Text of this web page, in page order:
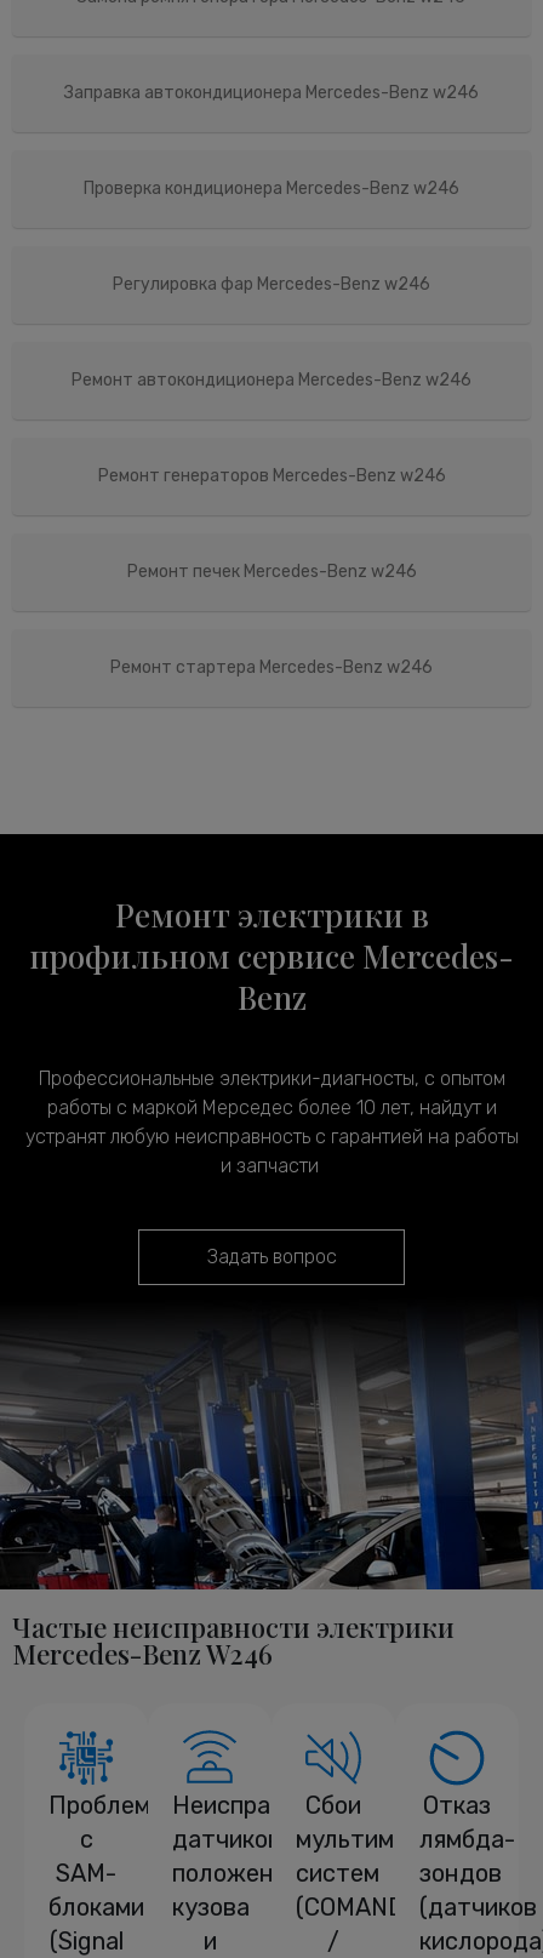
Заправка автокондиционера Mercedes-Benz w246
Проверка кондиционера Mercedes-Benz w246
Регулировка фар Mercedes-Benz w246
Ремонт автокондиционера Mercedes-Benz w246
Ремонт генераторов Mercedes-Benz w246
Ремонт печек Mercedes-Benz w246
Ремонт стартера Mercedes-Benz w246
Ремонт электрики в
профильном сервисе Mercedes-
Benz
Профессиональные электрики-диагносты, с опытом
работы с маркой Мерседес более 10 лет, найдут и
устранят любую неисправность с гарантией на работы
и запчасти
Задать вопрос
Частые неисправности электрики
Mercedes-Benz W246
Проблемы
с
SAM-
блоками
(Signal
Неисправности
датчиков
положения
кузова
и
Сбои
мультимедийных
систем
(COMAND
/
Отказ
лямбда-
зондов
(датчиков